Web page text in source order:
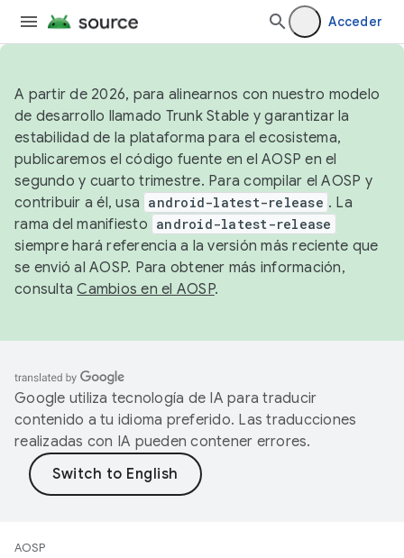
Acceder
A partir de 2026, para alinearnos con nuestro modelo
de desarrollo llamado Trunk Stable y garantizar la
estabilidad de la plataforma para el ecosistema,
publicaremos el código fuente en el AOSP en el
segundo y cuarto trimestre. Para compilar el AOSP y
contribuir a él, usa android-latest-release . La
rama del manifiesto android-latest-release
siempre hará referencia a la versión más reciente que
se envió al AOSP. Para obtener más información,
consultaCambios en el AOSP.
Google utiliza tecnología de IA para traducir
contenido a tu idioma preferido. Las traducciones
realizadas con IA pueden contener errores.
AOSP